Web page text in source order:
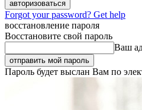
Forgot your password? Get help
восстановление пароля
Восстановите свой пароль
Ваш
Пароль будет выслан Вам по